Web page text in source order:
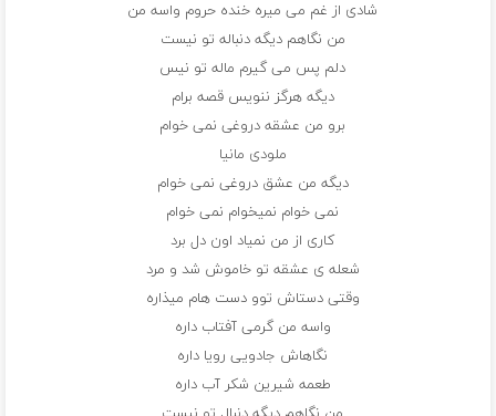
شادی از غم می میره خنده حروم واسه من
من نگاهم دیگه دنباله تو نیست
دلم پس می گیرم ماله تو نیس
دیگه هرگز ننویس قصه برام
برو من عشقه دروغی نمی خوام
ملودی مانیا
دیگه من عشق دروغی نمی خوام
نمی خوام نمیخوام نمی خوام
کاری از من نمیاد اون دل برد
شعله ی عشقه تو خاموش شد و مرد
وقتی دستاش توو دست هام میذاره
واسه من گرمی آفتاب داره
نگاهاش جادویی رویا داره
طعمه شیرین شکر آب داره